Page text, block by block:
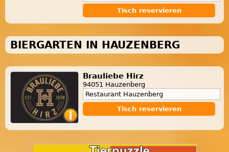
Tisch reservieren
BIERGARTEN IN HAUZENBERG
Brauliebe Hirz
94051 Hauzenberg
Restaurant Hauzenberg
Tisch reservieren